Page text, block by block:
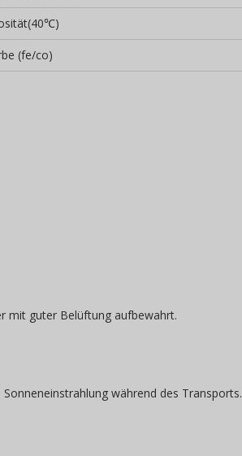
(fe/co)
mit guter Belüftung aufbewahrt.
während des Transports.